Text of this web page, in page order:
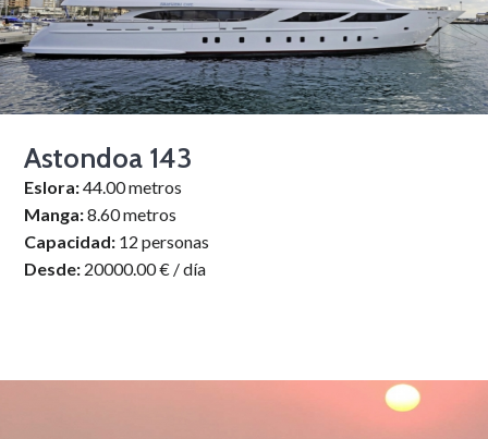
Astondoa 143
Eslora:44.00 metros
Manga:8.60 metros
Capacidad: 12 personas
Desde: 20000.00 € / día